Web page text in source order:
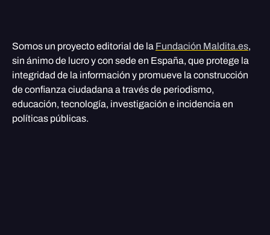
Somos un proyecto editorial de la Fundación Maldita.es,
sin ánimo de lucro y con sede en España, que protege la
integridad de la información y promueve la construcción
de confianza ciudadana a través de periodismo,
educación, tecnología, investigación e incidencia en
políticas públicas.